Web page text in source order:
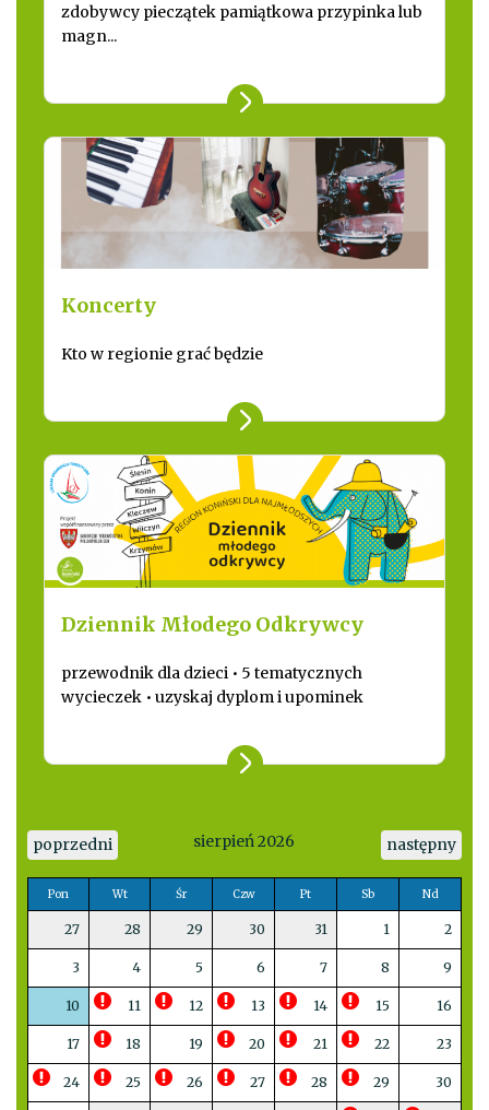
zdobywcy pieczątek pamiątkowa przypinka lub
magn...
Koncerty
Kto w regionie grać będzie
Dziennik Młodego Odkrywcy
przewodnik dla dzieci • 5 tematycznych
wycieczek • uzyskaj dyplom i upominek
poprzedni sierpień 2026 następny
Pon Wt Śr Czw Pt Sb Nd
27 28 29 30 31 1 2
3 4 5 6 7 8 9
10 11 12 13 14 15 16
17 18 19 20 21 22 23
24 25 26 27 28 29 30